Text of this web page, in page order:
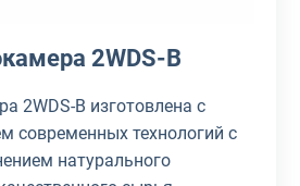
2WDS-B
2WDS-B изготовлена с
современных технологий с
натурального